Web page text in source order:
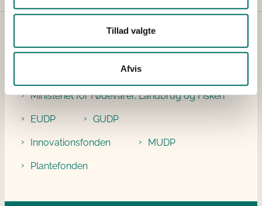
Tillad valgte
Afvis
Projektbankens partnere
Ministeriet for Fødevarer, Landbrug og Fiskeri
EUDP GUDP
Innovationsfonden MUDP
Plantefonden